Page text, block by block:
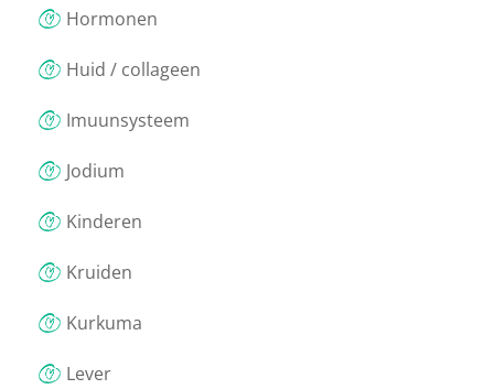
Hormonen
Huid / collageen
Imuunsysteem
Jodium
Kinderen
Kruiden
Kurkuma
Lever